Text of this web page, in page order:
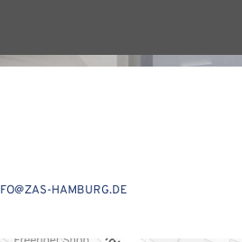
HAMBURG.DE